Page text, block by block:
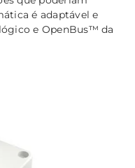
é adaptável e
e OpenBus™ da